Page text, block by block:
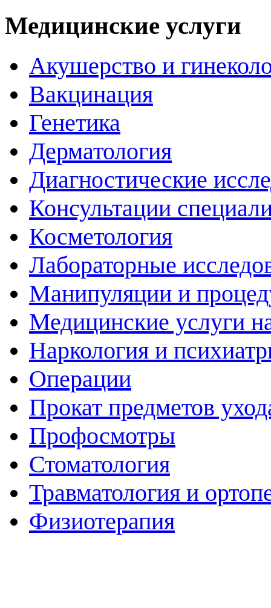
Медицинские услуги
Акушерство и
Вакцинация
Генетика
Дерматология
Диагностические
Консультации
Косметология
Лабораторные
Манипуляции и
Медицинские услуги
Наркология и
Операции
Прокат предметов
Профосмотры
Стоматология
Травматология и
Физиотерапия